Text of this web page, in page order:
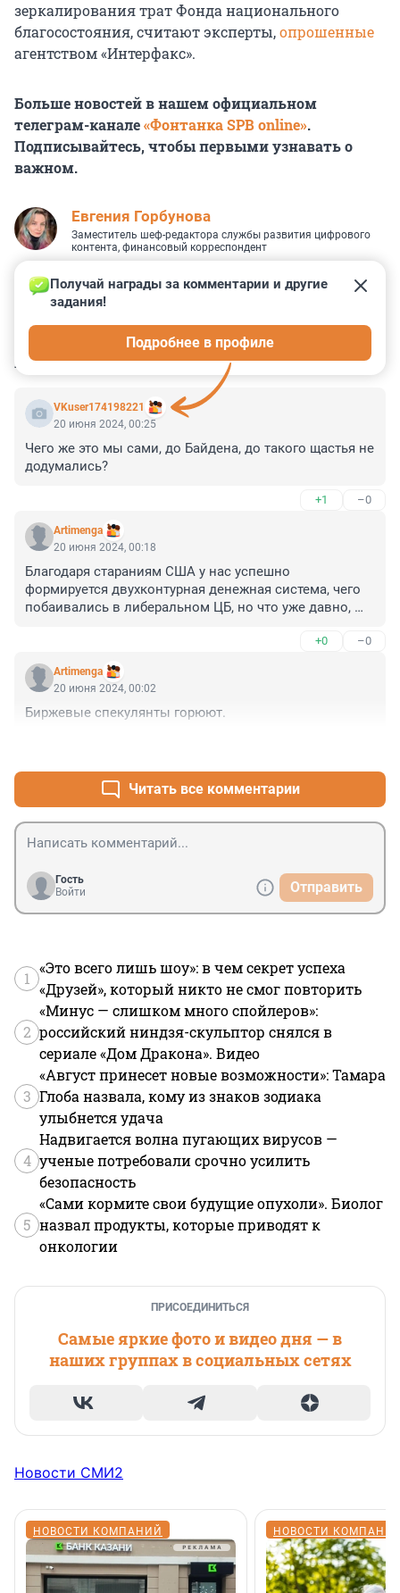
зеркалирования трат Фонда национального
благосостояния, считают эксперты,опрошенные
агентством «Интерфакс».
Больше новостей в нашем официальном
телеграм-канале«Фонтанка SPB online».
Подписывайтесь, чтобы первыми узнавать о
важном.
Евгения Горбунова
Заместитель шеф-редактора службы развития цифрового
контента, финансовый корреспондент
КОММЕНТАРИИ 57
VKuser174198221
Получай награды за комментарии и другие
задания!
Подробнее в профиле
20 июня 2024, 00:25
Чего же это мы сами, до Байдена, до такого щастья не
додумались?
+1 –0
Artimenga
20 июня 2024, 00:18
Благодаря стараниям США у нас успешно
формируется двухконтурная денежная система, чего
побаивались в либеральном ЦБ, но что уже давно,
ориентированные экономисты (и кейсианцы и
политэкономы).
+0 –0
Artimenga
20 июня 2024, 00:02
Биржевые спекулянты горюют.
Читать все комментарии
Гость
Войти
Отправить
1
«Это всего лишь шоу»: в чем секрет успеха
«Друзей», который никто не смог повторить
2
«Минус — слишком много спойлеров»:
российский ниндзя-скульптор снялся в
сериале «Дом Дракона». Видео
3
«Август принесет новые возможности»: Тамара
Глоба назвала, кому из знаков зодиака
улыбнется удача
4
Надвигается волна пугающих вирусов —
ученые потребовали срочно усилить
безопасность
5
«Сами кормите свои будущие опухоли». Биолог
назвал продукты, которые приводят к
онкологии
ПРИСОЕДИНИТЬСЯ
Самые яркие фото и видео дня — в
наших группах в социальных сетях
Новости СМИ2
НОВОСТИ КОМПАНИЙ НОВОСТИ